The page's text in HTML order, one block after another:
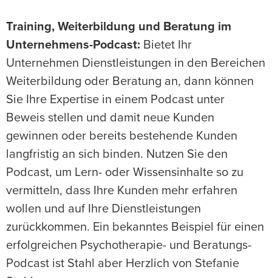
Training, Weiterbildung und Beratung im
Unternehmens-Podcast: Bietet Ihr
Unternehmen Dienstleistungen in den Bereichen
Weiterbildung oder Beratung an, dann können
Sie Ihre Expertise in einem Podcast unter
Beweis stellen und damit neue Kunden
gewinnen oder bereits bestehende Kunden
langfristig an sich binden. Nutzen Sie den
Podcast, um Lern- oder Wissensinhalte so zu
vermitteln, dass Ihre Kunden mehr erfahren
wollen und auf Ihre Dienstleistungen
zurückkommen. Ein bekanntes Beispiel für einen
erfolgreichen Psychotherapie- und Beratungs-
Podcast ist Stahl aber Herzlich von Stefanie